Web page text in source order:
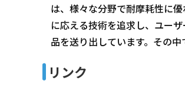
は、様々な分野で耐摩耗性に
に応える技術を追求し、ユー
品を送り出しています。その
リンク